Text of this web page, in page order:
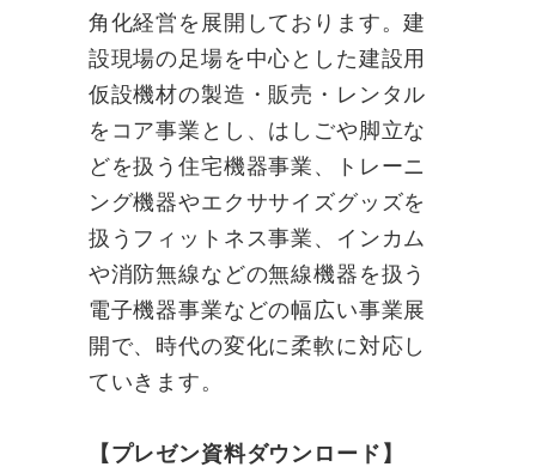
角化経営を展開しております。建
設現場の足場を中心とした建設用
仮設機材の製造・販売・レンタル
をコア事業とし、はしごや脚立な
どを扱う住宅機器事業、トレーニ
ング機器やエクササイズグッズを
扱うフィットネス事業、インカム
や消防無線などの無線機器を扱う
電子機器事業などの幅広い事業展
開で、時代の変化に柔軟に対応し
ていきます。
【プレゼン資料ダウンロード】